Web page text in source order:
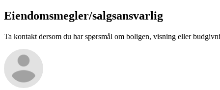
Eiendomsmegler/salgsansvarlig
Ta kontakt dersom du har spørsmål om boligen, visning eller